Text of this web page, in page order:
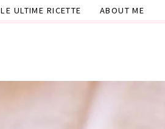
LE ULTIME RICETTE ABOUT ME